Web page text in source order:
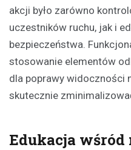
akcji było zarówno
uczestników ruchu, jak i
bezpieczeństwa.
stosowanie elementów
dla poprawy widoczności
skutecznie
Edukacja wśród